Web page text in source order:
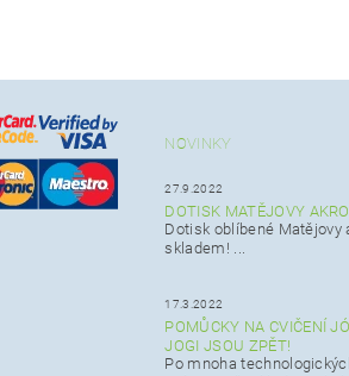
NOVINKY
27.9.2022
DOTISK MATĚJOVY
Dotisk oblíbené Matějovy
skladem! ...
17.3.2022
POMŮCKY NA CVIČENÍ
JOGI JSOU ZPĚT!
Po mnoha